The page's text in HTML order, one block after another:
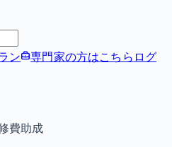
ン 専門家の方はこちら ログ
費助成